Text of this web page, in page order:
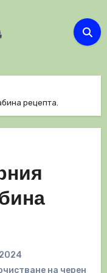
рецепта.
на черен